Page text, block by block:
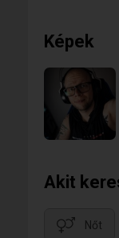
Képek
Akit
Nőt